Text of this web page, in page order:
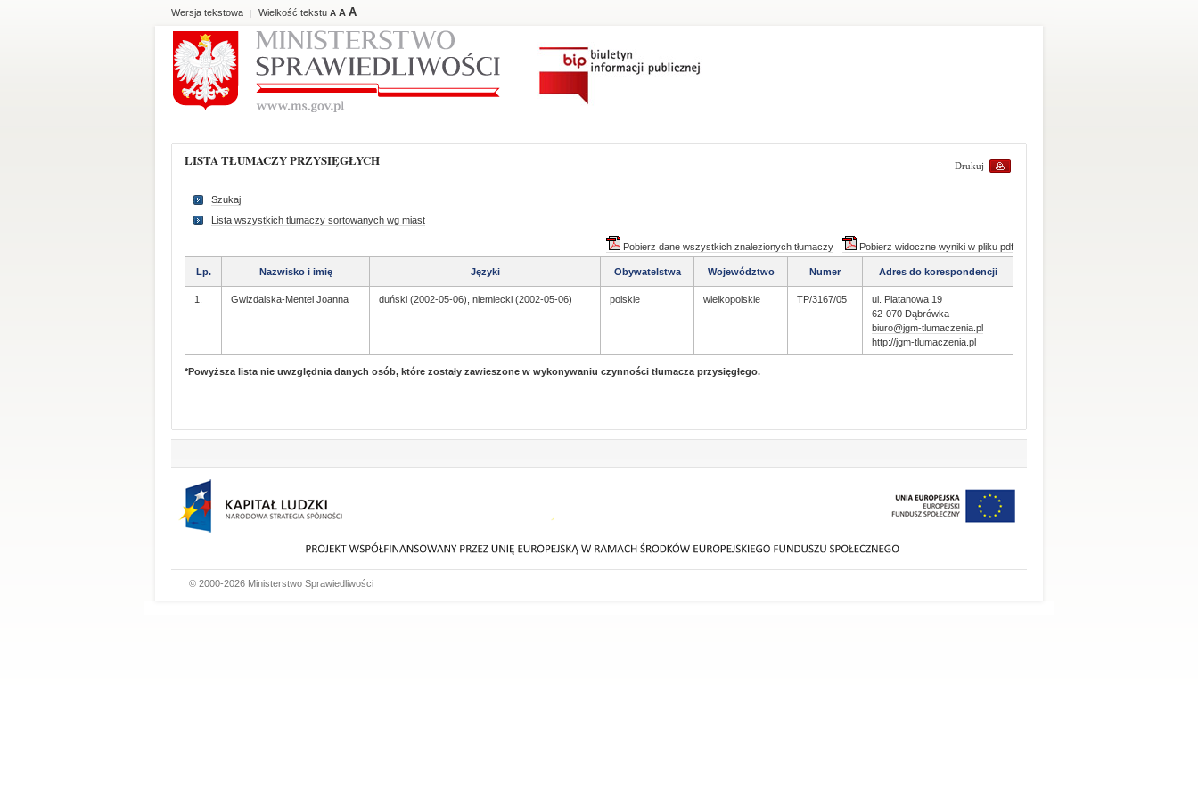
Wersja tekstowa | Wielkość tekstu A A A
Drukuj
LISTA TŁUMACZY PRZYSIĘGŁYCH
Szukaj
Lista wszystkich tlumaczy sortowanych wg miast
Pobierz widoczne wyniki w pliku pdf
Pobierz dane wszystkich znalezionych tłumaczy
Lp. Nazwisko i imię Języki Obywatelstwa Województwo Numer Adres do korespondencji
1. Gwizdalska-Mentel Joanna duński (2002-05-06), niemiecki (2002-05-06) polskie wielkopolskie TP/3167/05
ul. Platanowa 19
62-070 Dąbrówka
biuro@jgm-tlumaczenia.pl
http://jgm-tlumaczenia.pl
*Powyższa lista nie uwzględnia danych osób, które zostały zawieszone w wykonywaniu czynności tłumacza przysięgłego.
© 2000-2026 Ministerstwo Sprawiedliwości